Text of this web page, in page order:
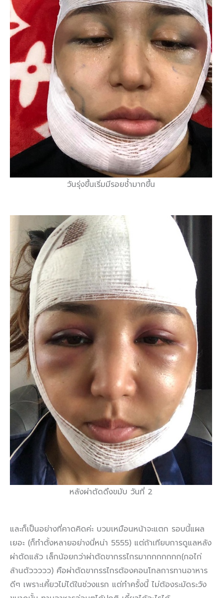
วันรุ่งขึ้นเริ่มมีรอยช้ำมากขึ้น
หลังผ่าตัดดึงขมับ วันที่ 2
และก็เป็นอย่างที่คาดคิดค่ะ บวมเหมือนหน้าจะแตก รอบนี้แผล
เยอะ (ก็ทำตั้งหลายอย่างนี่หน่า 5555) แต่ถ้าเทียบการดูแลหลัง
ผ่าตัดแล้ว เล็กน้อยกว่าผ่าตัดขากรรไกรมากกกกกกก(กอไก่
ล้านตัววววว) คือผ่าตัดขากรรไกรต้องคอนโทลการทานอาหาร
ดีๆ เพราะเคี้ยวไม่ได้ในช่วงแรก แต่ทำครั้งนี้ ไม่ต้องระมัดระวัง